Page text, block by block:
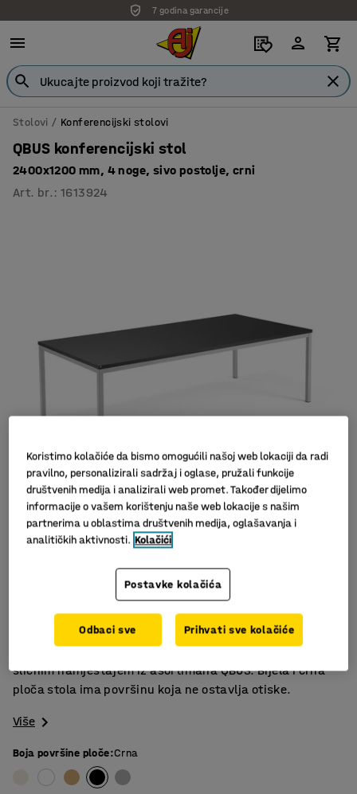
7 godina garancije
Stolovi Konferencijski stolovi
QBUS konferencijski stol
2400x1200 mm, 4 noge, sivo postolje, crni
Art. br. :1613924
Slični proizvodi
Idealno za moderne urede
Izdržljiva ploča od laminata
Konferencijski stol jednostavnog skandinavskog dizajna,
s ravnom pločom i nogama. Idealno za kombiniranje sa
sličnim namještajem iz asortimana QBUS. Bijela i crna
ploča stola ima površinu koja ne ostavlja otiske.
Više
Boja površine ploče:Crna
Koristimo kolačiće da bismo omogućili našoj web lokaciji da radi
pravilno, personalizirali sadržaj i oglase, pružali funkcije
društvenih medija i analizirali web promet. Također dijelimo
informacije o vašem korištenju naše web lokacije s našim
partnerima u oblastima društvenih medija, oglašavanja i
analitičkih aktivnosti. Kolačići
Postavke kolačića
Odbaci sve Prihvati sve kolačiće